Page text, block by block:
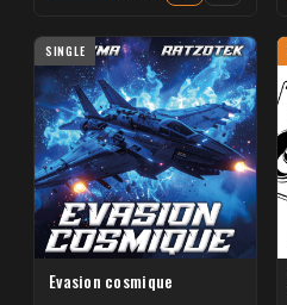
SINGLE
Evasion cosmique